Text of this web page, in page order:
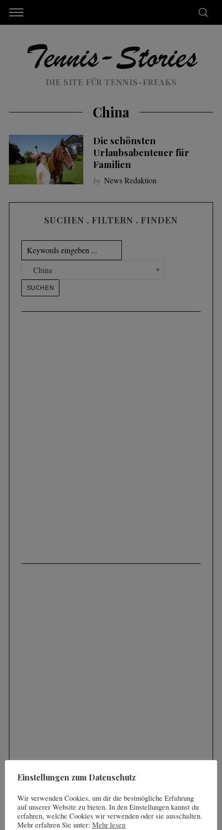
DIE SITE FÜR TENNIS-FREAKS
China
Die schönsten
Urlaubsabenteuer für
Familien
by News Redaktion
SUCHEN . FILTERN . FINDEN
f
o
:
Einstellungen zum Datenschutz
Wir verwenden Cookies, um dir die bestmögliche Erfahrung
auf unserer Website zu bieten. In den Einstellungen kannst du
erfahren, welche Cookies wir verwenden oder sie ausschalten.
Mehr erfahren Sie unter: Mehr lesen